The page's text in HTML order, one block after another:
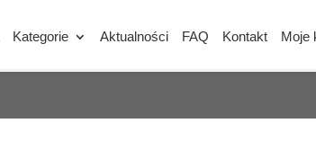
Kategorie Aktualności FAQ Kontakt Moje